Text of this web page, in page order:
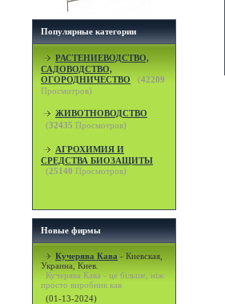
Популярные категории
РАСТЕНИЕВОДСТВО,
САДОВОДСТВО,
ОГОРОДНИЧЕСТВО
(42209
Просмотров)
ЖИВОТНОВОДСТВО
(32435 Просмотров)
АГРОХИМИЯ И
СРЕДСТВА БИОЗАЩИТЫ
(25140 Просмотров)
Новые фирмы
Кучерява Кава - Киевская,
Украина, Киев.
Кучерява Кава - це більше, ніж
просто виробник кав
(01-13-2024)